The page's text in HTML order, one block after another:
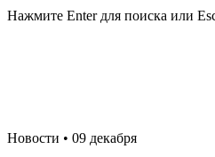
Нажмите Enter для поиска или
Новости • 09 декабря